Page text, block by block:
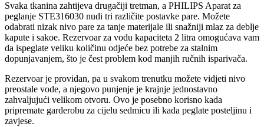
Svaka tkanina zahtijeva drugačiji tretman, a PHILIPS Aparat za
peglanje STE316030 nudi tri različite postavke pare. Možete
odabrati nizak nivo pare za tanje materijale ili snažniji mlaz za deblje
kapute i sakoe. Rezervoar za vodu kapaciteta 2 litra omogućava vam
da ispeglate veliku količinu odjeće bez potrebe za stalnim
dopunjavanjem, što je čest problem kod manjih ručnih isparivača.
Rezervoar je providan, pa u svakom trenutku možete vidjeti nivo
preostale vode, a njegovo punjenje je krajnje jednostavno
zahvaljujući velikom otvoru. Ovo je posebno korisno kada
pripremate garderobu za cijelu sedmicu ili kada peglate posteljinu i
zavjese.